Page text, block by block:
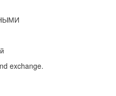
exchange.